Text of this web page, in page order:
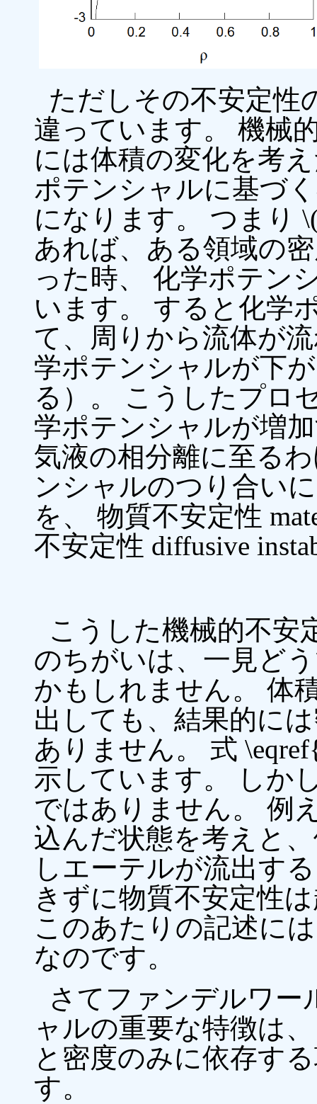
ただしその不安定性
違っています。 機械
には体積の変化を考
ポテンシャルに基づ
になります。 つまり
あれば、ある領域の
った時、 化学ポテン
います。 すると化学
て、周りから流体が
学ポテンシャルが下
る）。 こうしたプロ
学ポテンシャルが増
気液の相分離に至る
ンシャルのつり合い
を、 物質不安定性
不安定性 diffusive
こうした機械的不安
のちがいは、一見ど
かもしれません。 体
出しても、結果的に
ありません。 式
示しています。 しか
ではありません。 例
込んだ状態を考えと
しエーテルが流出す
きずに物質不安定性
このあたりの記述に
なのです。
さてファンデルワー
ャルの重要な特徴は
と密度のみに依存す
す。